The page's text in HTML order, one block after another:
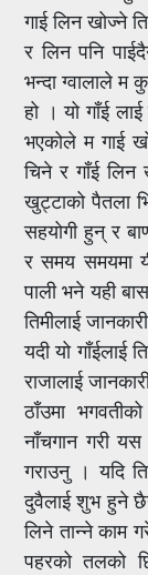
गाई लिन खोज्ने
र लिन पनि
भन्दा ग्वालाले म
हो । यो गाँई
भएकोले म गाई
चिने र गाँई लिन
खुट्टाको पैतला
सहयोगी हुन् र
र समय समयमा
पाली भने यही
तिमीलाई
यदी यो गाँईलाई
राजालाई
ठाँउमा
नाँचगान गरी यस
गराउनु । यदि
दुवैलाई शुभ हुने
लिने तान्ने काम
पहरको तलको